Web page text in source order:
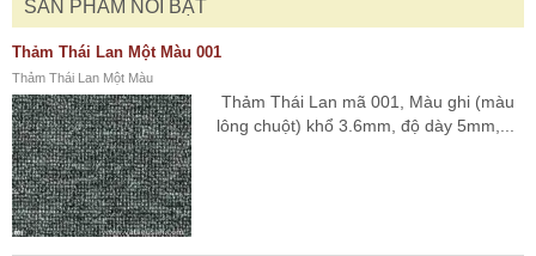
SẢN PHẨM NỔI BẬT
Thảm Thái Lan Một Màu 001
Thảm Thái Lan Một Màu
Thảm Thái Lan mã 001, Màu ghi (màu
lông chuột) khổ 3.6mm, độ dày 5mm,...